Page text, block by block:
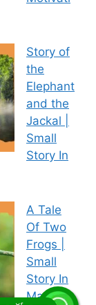
Story of
the
Elephant
and the
Jackal |
Small
Story In
A Tale
Of Two
Frogs |
Small
Story In
Marathi